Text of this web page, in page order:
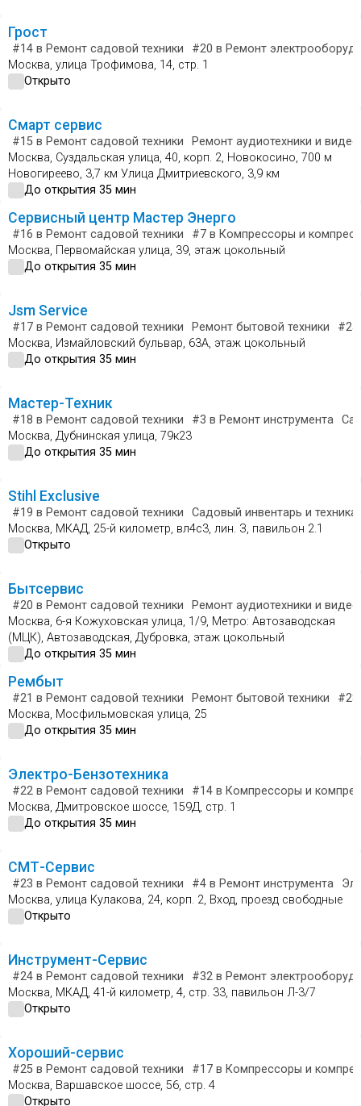
Грост
#14 в Ремонт садовой техники #20 в Ремонт
Москва, улица Трофимова, 14, стр. 1
Открыто
Смарт сервис
#15 в Ремонт садовой техники
Ремонт аудиотехники и
Москва, Суздальская улица, 40, корп. 2, Новокосино, 700 м
Новогиреево, 3,7 км Улица Дмитриевского, 3,9 км
До открытия 35 мин
Сервисный центр Мастер Энерго
#16 в Ремонт садовой техники #7 в Компрессоры и
Москва, Первомайская улица, 39, этаж цокольный
До открытия 35 мин
Jsm Service
#17 в Ремонт садовой техники Ремонт бытовой техники #25
Москва, Измайловский бульвар, 63А, этаж цокольный
До открытия 35 мин
Мастер-Техник
#18 в Ремонт садовой техники #3 в Ремонт инструмента
Москва, Дубнинская улица, 79к23
До открытия 35 мин
Stihl Exclusive
#19 в Ремонт садовой техники
Садовый инвентарь и техника
Москва, МКАД, 25-й километр, вл4с3, лин. З, павильон 2.1
Открыто
Бытсервис
#20 в Ремонт садовой техники
Ремонт аудиотехники и
Москва, 6-я Кожуховская улица, 1/9, Метро: Автозаводская
(МЦК), Автозаводская, Дубровка, этаж цокольный
До открытия 35 мин
Рембыт
#21 в Ремонт садовой техники Ремонт бытовой техники #28
Москва, Мосфильмовская улица, 25
До открытия 35 мин
Электро-Бензотехника
#22 в Ремонт садовой техники #14 в Компрессоры и
Москва, Дмитровское шоссе, 159Д, стр. 1
До открытия 35 мин
СМТ-Сервис
#23 в Ремонт садовой техники #4 в Ремонт инструмента
Москва, улица Кулакова, 24, корп. 2, Вход, проезд свободные
Открыто
Инструмент-Сервис
#24 в Ремонт садовой техники #32 в Ремонт
Москва, МКАД, 41-й километр, 4, стр. 33, павильон Л-3/7
Открыто
Хороший-сервис
#25 в Ремонт садовой техники #17 в Компрессоры и
Москва, Варшавское шоссе, 56, стр. 4
Открыто